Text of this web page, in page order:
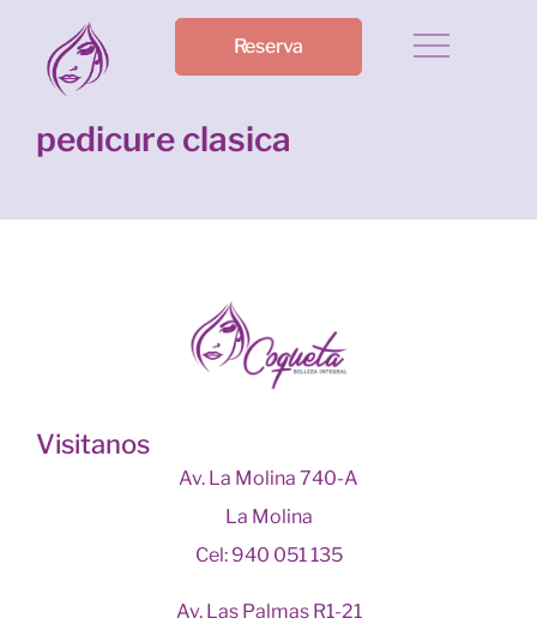
Reserva
pedicure clasica
Visitanos
Av. La Molina 740-A
La Molina
Cel: 940 051 135
Av. Las Palmas R1-21